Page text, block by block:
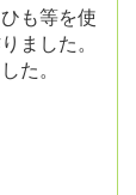
も等を使
ました。
た。